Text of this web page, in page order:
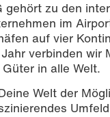
gehört zu den
im
auf vier
verbinden wir
in alle Welt.
Welt der